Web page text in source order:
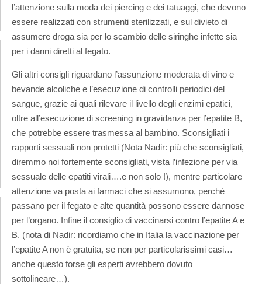
l’attenzione sulla moda dei piercing e dei tatuaggi, che devono
essere realizzati con strumenti sterilizzati, e sul divieto di
assumere droga sia per lo scambio delle siringhe infette sia
per i danni diretti al fegato.
Gli altri consigli riguardano l’assunzione moderata di vino e
bevande alcoliche e l’esecuzione di controlli periodici del
sangue, grazie ai quali rilevare il livello degli enzimi epatici,
oltre all’esecuzione di screening in gravidanza per l’epatite B,
che potrebbe essere trasmessa al bambino. Sconsigliati i
rapporti sessuali non protetti (Nota Nadir: più che sconsigliati,
diremmo noi fortemente sconsigliati, vista l’infezione per via
sessuale delle epatiti virali….e non solo !), mentre particolare
attenzione va posta ai farmaci che si assumono, perché
passano per il fegato e alte quantità possono essere dannose
per l’organo. Infine il consiglio di vaccinarsi contro l’epatite A e
B. (nota di Nadir: ricordiamo che in Italia la vaccinazione per
l’epatite A non è gratuita, se non per particolarissimi casi…
anche questo forse gli esperti avrebbero dovuto
sottolineare…).